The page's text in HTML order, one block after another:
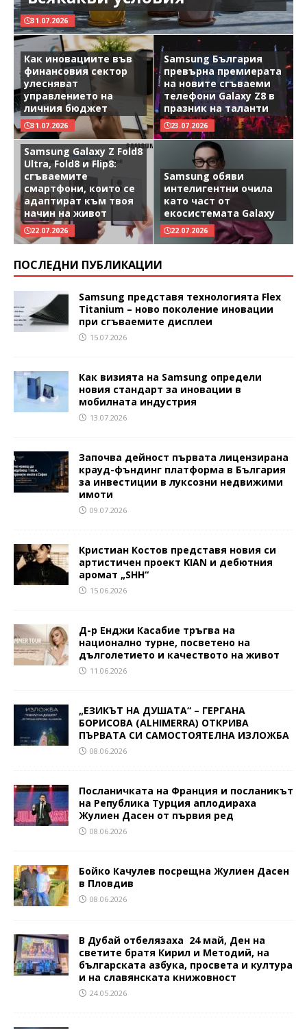
31.07.2026
Как иновациите във
финансовия сектор
улесняват
управлението на
личния бюджет
31.07.2026
Samsung България
превърна премиерата
на новите сгъваеми
телефони Galaxy Z8 в
празник на таланти
23.07.2026
Samsung Galaxy Z Fold8
Ultra, Fold8 и Flip8:
сгъваемите
смартфони, които се
адаптират към твоя
начин на живот
22.07.2026
Samsung обяви
интелигентни очила
като част от
екосистемата Galaxy
22.07.2026
ПОСЛЕДНИ ПУБЛИКАЦИИ
Samsung представя технологията Flex
Titanium – ново поколение иновации
при сгъваемите дисплеи
15.07.2026
Как визията на Samsung определи
новия стандарт за иновации в
мобилната индустрия
13.07.2026
Започва дейност първата лицензирана
крауд-фъндинг платформа в България
за инвестиции в луксозни недвижими
имоти
09.07.2026
Кристиан Костов представя новия си
артистичен проект KIAN и дебютния
аромат „SHH“
15.06.2026
Д-р Енджи Касабие тръгва на
национално турне, посветено на
дълголетието и качеството на живот
11.06.2026
„ЕЗИКЪТ НА ДУШАТА“ – ГЕРГАНА
БОРИСОВА (ALHIMERRA) ОТКРИВА
ПЪРВАТА СИ САМОСТОЯТЕЛНА ИЗЛОЖБА
08.06.2026
Посланичката на Франция и посланикът
на Република Турция аплодираха
Жулиен Дасен от първия ред
08.06.2026
Бойко Качулев посрещна Жулиен Дасен
в Пловдив
08.06.2026
В Дубай отбелязаха 24 май, Ден на
светите братя Кирил и Методий, на
българската азбука, просвета и култура
и на славянската книжовност
24.05.2026